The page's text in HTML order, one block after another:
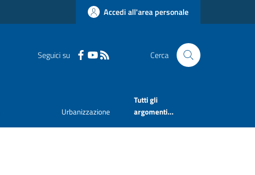
Accedi all'area personale
Seguici su Cerca
Urbanizzazione
Tutti gli
argomenti...